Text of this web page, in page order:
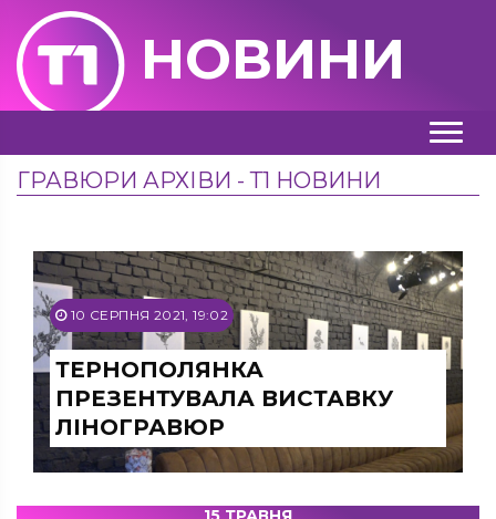
НОВИНИ
ГРАВЮРИ АРХІВИ - Т1 НОВИНИ
10 СЕРПНЯ 2021, 19:02
ТЕРНОПОЛЯНКА
ПРЕЗЕНТУВАЛА ВИСТАВКУ
ЛІНОГРАВЮР